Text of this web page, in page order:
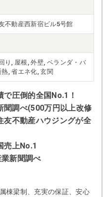
不動産西新宿ビル5号館
り, 屋根, 外壁, ベランダ・バ
, 省エネ化, 玄関
圧倒的全国No.1！
聞調べ(500万円以上改修
友不動産ハウジングが全
売上No.1
新聞調べ
棟梁制、充実の保証、安心